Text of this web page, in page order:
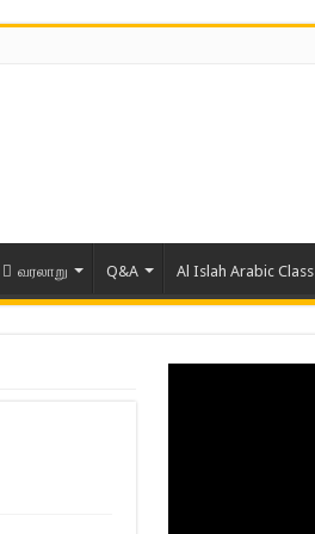
வரலாறு Q&A Al Islah Arabic Class